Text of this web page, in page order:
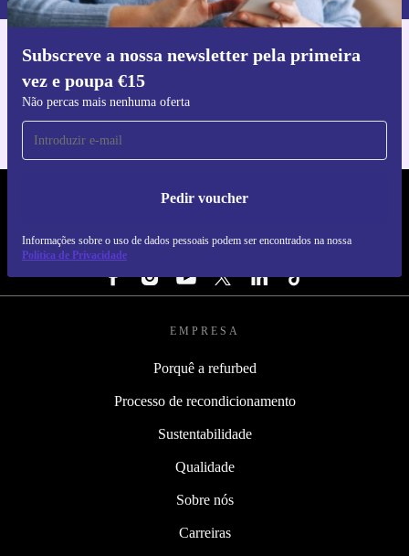
Subscreve a nossa newsletter pela primeira
vez e poupa €15
Não percas mais nenhuma oferta
Pedir voucher
Informações sobre o uso de dados pessoais podem ser encontrados na nossa
Política de Privacidade
Faz o download da app refurbed
Para iOS e Android
REFURBED PORTUGAL - RETHINK NEW.
SEGUE-NOS
EMPRESA
Porquê a refurbed
Processo de recondicionamento
Sustentabilidade
Qualidade
Sobre nós
Carreiras